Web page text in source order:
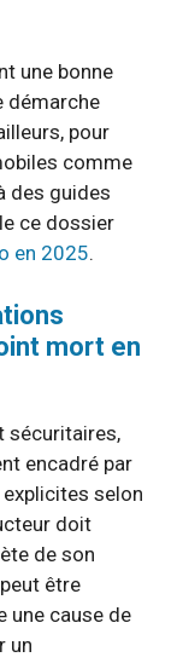
une bonne
démarche
pour
comme
des guides
ce dossier
en 2025.
mort en
sécuritaires,
encadré par
selon
doit
de son
être
une cause de
un